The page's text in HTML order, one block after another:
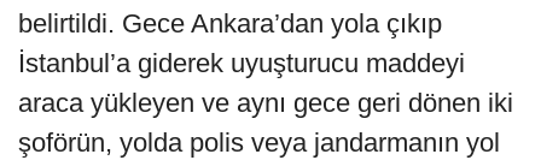
belirtildi. Gece Ankara’dan yola çıkıp
İstanbul’a giderek uyuşturucu maddeyi
araca yükleyen ve aynı gece geri dönen iki
şoförün, yolda polis veya jandarmanın yol